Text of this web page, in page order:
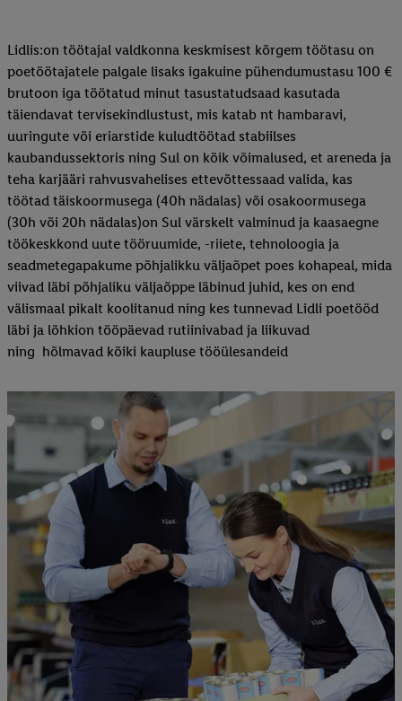
Lidlis:on töötajal valdkonna keskmisest kõrgem töötasu on
poetöötajatele palgale lisaks igakuine pühendumustasu 100 €
brutoon iga töötatud minut tasustatudsaad kasutada
täiendavat tervisekindlustust, mis katab nt hambaravi,
uuringute või eriarstide kuludtöötad stabiilses
kaubandussektoris ning Sul on kõik võimalused, et areneda ja
teha karjääri rahvusvahelises ettevõttessaad valida, kas
töötad täiskoormusega (40h nädalas) või osakoormusega
(30h või 20h nädalas)on Sul värskelt valminud ja kaasaegne
töökeskkond uute tööruumide, -riiete, tehnoloogia ja
seadmetegapakume põhjalikku väljaõpet poes kohapeal, mida
viivad läbi põhjaliku väljaõppe läbinud juhid, kes on end
välismaal pikalt koolitanud ning kes tunnevad Lidli poetööd
läbi ja lõhkion tööpäevad rutiinivabad ja liikuvad
ning hõlmavad kõiki kaupluse tööülesandeid